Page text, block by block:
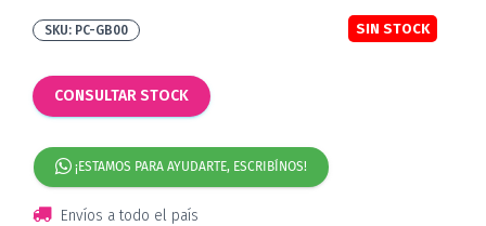
PC-GB00 SIN STOCK
CONSULTAR STOCK
¡ESTAMOS PARA AYUDARTE, ESCRIBÍNOS!
Envíos a todo el país